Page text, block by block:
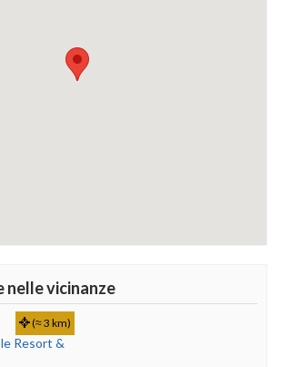
vicinanze
Resort &
(≈ 3 km)